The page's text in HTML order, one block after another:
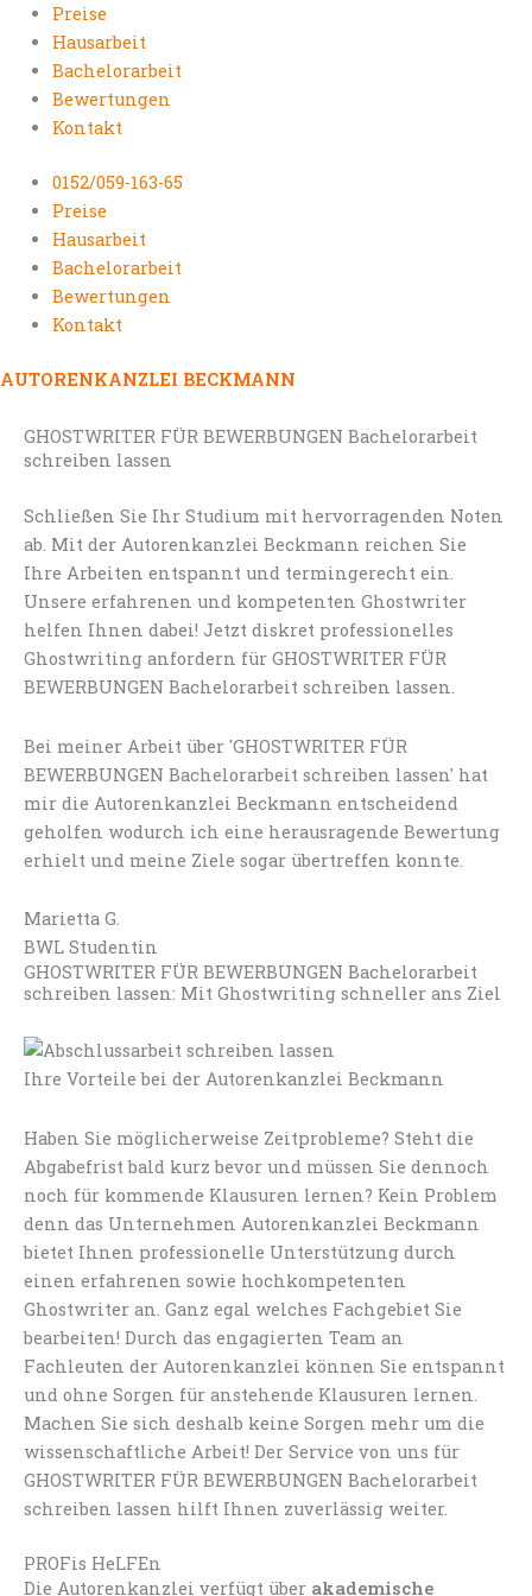
Preise
Hausarbeit
Bachelorarbeit
Bewertungen
Kontakt
0152/059-163-65
Preise
Hausarbeit
Bachelorarbeit
Bewertungen
Kontakt
AUTORENKANZLEI BECKMANN
GHOSTWRITER FÜR BEWERBUNGEN Bachelorarbeit
schreiben lassen
Schließen Sie Ihr Studium mit hervorragenden Noten
ab. Mit der Autorenkanzlei Beckmann reichen Sie
Ihre Arbeiten entspannt und termingerecht ein.
Unsere erfahrenen und kompetenten Ghostwriter
helfen Ihnen dabei! Jetzt diskret professionelles
Ghostwriting anfordern für GHOSTWRITER FÜR
BEWERBUNGEN Bachelorarbeit schreiben lassen.
Bei meiner Arbeit über 'GHOSTWRITER FÜR
BEWERBUNGEN Bachelorarbeit schreiben lassen' hat
mir die Autorenkanzlei Beckmann entscheidend
geholfen wodurch ich eine herausragende Bewertung
erhielt und meine Ziele sogar übertreffen konnte.
Marietta G.
BWL Studentin
GHOSTWRITER FÜR BEWERBUNGEN Bachelorarbeit
schreiben lassen: Mit Ghostwriting schneller ans Ziel
Ihre Vorteile bei der Autorenkanzlei Beckmann
Haben Sie möglicherweise Zeitprobleme? Steht die
Abgabefrist bald kurz bevor und müssen Sie dennoch
noch für kommende Klausuren lernen? Kein Problem
denn das Unternehmen Autorenkanzlei Beckmann
bietet Ihnen professionelle Unterstützung durch
einen erfahrenen sowie hochkompetenten
Ghostwriter an. Ganz egal welches Fachgebiet Sie
bearbeiten! Durch das engagierten Team an
Fachleuten der Autorenkanzlei können Sie entspannt
und ohne Sorgen für anstehende Klausuren lernen.
Machen Sie sich deshalb keine Sorgen mehr um die
wissenschaftliche Arbeit! Der Service von uns für
GHOSTWRITER FÜR BEWERBUNGEN Bachelorarbeit
schreiben lassen hilft Ihnen zuverlässig weiter.
PROFis HeLFEn
Die Autorenkanzlei verfügt über akademische